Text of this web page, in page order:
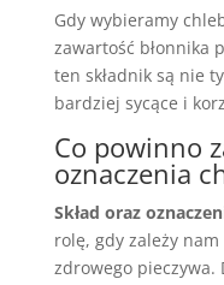
Gdy wybieramy
zawartość błonnika
ten składnik są nie
bardziej sycące i
Co powinno
oznaczenia
Skład oraz
rolę, gdy zależy
zdrowego